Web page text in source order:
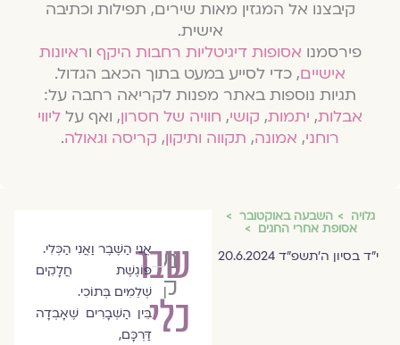
קיבצנו אל המגזין מאות שירים, תפילות וכתיבה
אישית.
פירסמנואסופות דיגיטליות רחבות היקףוראיונות
אישיים, כדי לסייע במעט בתוך הכאב הגדול.
תגיות נוספות באתר מפנות לקריאה רחבה על:
אבלות,יתמות,קושי,חוויה של חסרון, ואף עלליווי
רוחני,אמונה,תקווה ותיקון,קריסה וגאולה.
גלויה השבעה באוקטובר
אסופת אחרי החגים
י״ד בסיון ה׳תשפ״ד 20.6.2024
שבר
כלי
נעמה
קדוש
אֲנִי הַשֶּׁבֶר וַאֲנִי הַכְּלִי.
פּוֹגֶשֶׁת חֲלָקִים
שְׁלֵמִים בְּתוֹכִי.
בֵּין הַשְּׁבָרִים שֶׁאָבְדָה
דַּרְכָּם,